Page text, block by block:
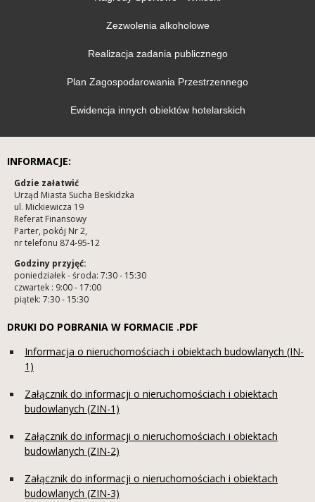
Zezwolenia alkoholowe
Realizacja zadania publicznego
Plan Zagospodarowania Przestrzennego
Ewidencja innych obiektów hotelarskich
INFORMACJE:
Gdzie załatwić
Urząd Miasta Sucha Beskidzka
ul. Mickiewicza 19
Referat Finansowy
Parter, pokój Nr 2,
nr telefonu 874-95-12
Godziny przyjęć:
poniedziałek - środa: 7:30 - 15:30
czwartek : 9:00 - 17:00
piątek: 7:30 - 15:30
DRUKI DO POBRANIA W FORMACIE .PDF
Informacja o nieruchomościach i obiektach budowlanych (IN-
1)
Załącznik do informacji o nieruchomościach i obiektach
budowlanych (ZIN-1)
Załącznik do informacji o nieruchomościach i obiektach
budowlanych (ZIN-2)
Załącznik do informacji o nieruchomościach i obiektach
budowlanych (ZIN-3)